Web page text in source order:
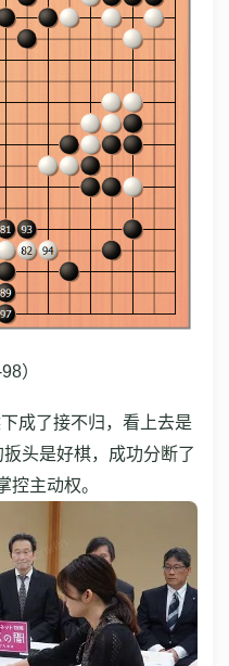
）
成了接不归，看上去是
头是好棋，成功分断了
控主动权。